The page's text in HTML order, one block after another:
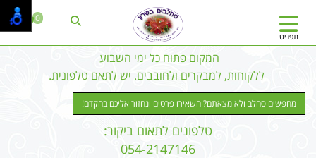
המקום פתוח כל ימי השבוע
ללקוחות, למבקרים ולחובבים. יש לתאם טלפונית.
מחפשים סחלב ולא מצאתם? השאירו פרטים ונחזור אליכם בהקדם!
טלפונים לתאום ביקור:
054-2147146
תפריט
0